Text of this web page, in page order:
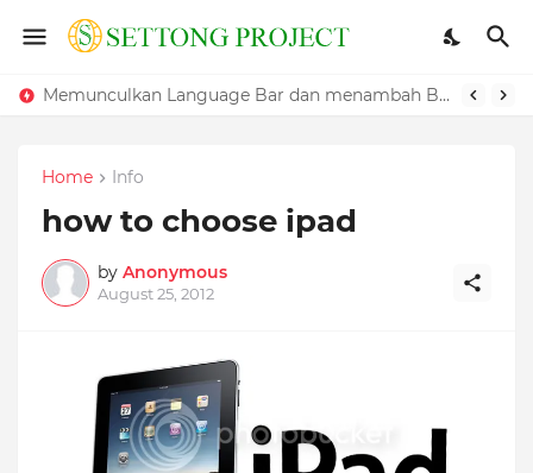
Memunculkan Language Bar dan menambah Bahasa pada Windows
Home Info
how to choose ipad
by Anonymous
August 25, 2012